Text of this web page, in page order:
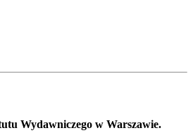
Wydawniczego w Warszawie.